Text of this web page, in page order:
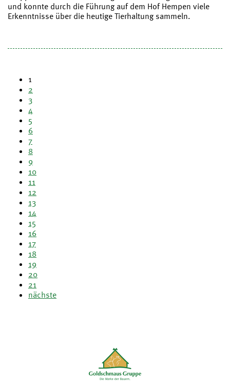
und konnte durch die Führung auf dem Hof Hempen viele
Erkenntnisse über die heutige Tierhaltung sammeln.
1
2
3
4
5
6
7
8
9
10
11
12
13
14
15
16
17
18
19
20
21
nächste